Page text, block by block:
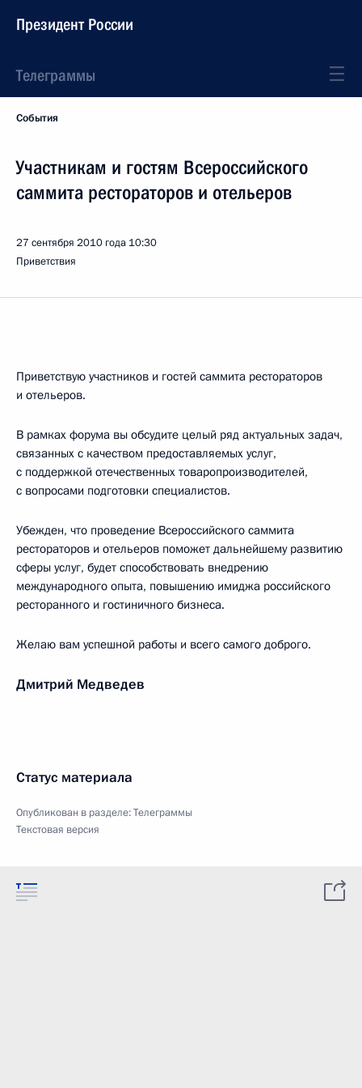
Президент России
Телеграммы
События
Участникам и гостям Всероссийского
саммита рестораторов и отельеров
27 сентября 2010 года 10:30
Приветствия
Приветствую участников и гостей саммита рестораторов
и отельеров.
В рамках форума вы обсудите целый ряд актуальных задач,
связанных с качеством предоставляемых услуг,
с поддержкой отечественных товаропроизводителей,
с вопросами подготовки специалистов.
Убежден, что проведение Всероссийского саммита
рестораторов и отельеров поможет дальнейшему развитию
сферы услуг, будет способствовать внедрению
международного опыта, повышению имиджа российского
ресторанного и гостиничного бизнеса.
Желаю вам успешной работы и всего самого доброго.
Дмитрий Медведев
Статус материала
Опубликован в разделе:Телеграммы
Текстовая версия